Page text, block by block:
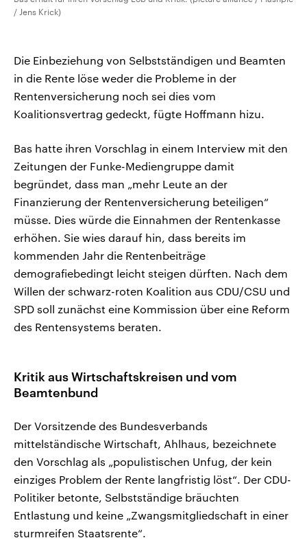
/ Jens Krick)
Die Einbeziehung von Selbstständigen und Beamten
in die Rente löse weder die Probleme in der
Rentenversicherung noch sei dies vom
Koalitionsvertrag gedeckt, fügte Hoffmann hizu.
Bas hatte ihren Vorschlag in einem Interview mit den
Zeitungen der Funke-Mediengruppe damit
begründet, dass man „mehr Leute an der
Finanzierung der Rentenversicherung beteiligen“
müsse. Dies würde die Einnahmen der Rentenkasse
erhöhen. Sie wies darauf hin, dass bereits im
kommenden Jahr die Rentenbeiträge
demografiebedingt leicht steigen dürften. Nach dem
Willen der schwarz-roten Koalition aus CDU/CSU und
SPD soll zunächst eine Kommission über eine Reform
des Rentensystems beraten.
Kritik aus Wirtschaftskreisen und vom
Beamtenbund
Der Vorsitzende des Bundesverbands
mittelständische Wirtschaft, Ahlhaus, bezeichnete
den Vorschlag als „populistischen Unfug, der kein
einziges Problem der Rente langfristig löst“. Der CDU-
Politiker betonte, Selbstständige bräuchten
Entlastung und keine „Zwangsmitgliedschaft in einer
sturmreifen Staatsrente“.